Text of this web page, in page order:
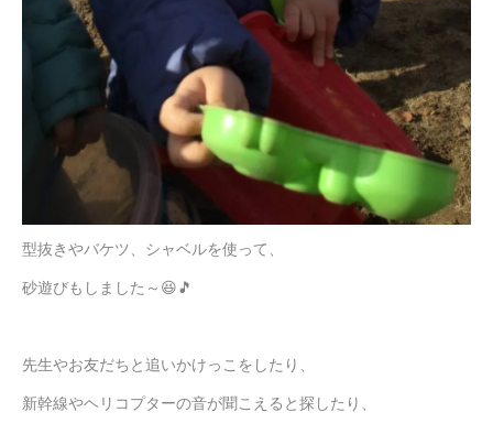
型抜きやバケツ、シャベルを使って、
砂遊びもしました～😆🎵
先生やお友だちと追いかけっこをしたり、
新幹線やヘリコプターの音が聞こえると探したり、